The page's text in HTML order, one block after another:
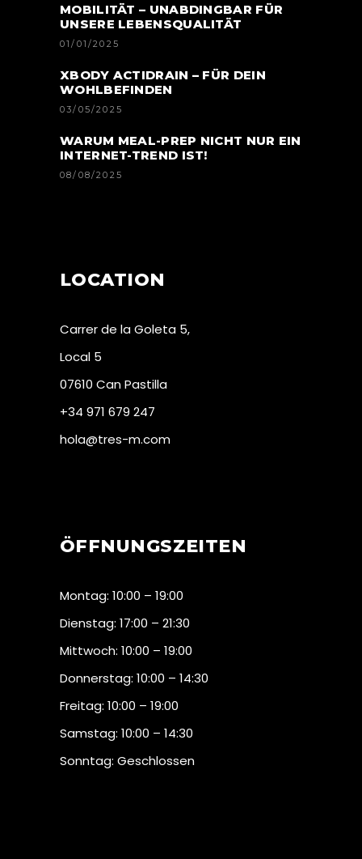
MOBILITÄT – UNABDINGBAR FÜR
UNSERE LEBENSQUALITÄT
01/01/2025
XBODY ACTIDRAIN – FÜR DEIN
WOHLBEFINDEN
03/05/2025
WARUM MEAL-PREP NICHT NUR EIN
INTERNET-TREND IST!
08/08/2025
LOCATION
Carrer de la Goleta 5,
Local 5
07610 Can Pastilla
+34 971 679 247
hola@tres-m.com
ÖFFNUNGSZEITEN
Montag: 10:00 – 19:00
Dienstag: 17:00 – 21:30
Mittwoch: 10:00 – 19:00
Donnerstag: 10:00 – 14:30
Freitag: 10:00 – 19:00
Samstag: 10:00 – 14:30
Sonntag: Geschlossen